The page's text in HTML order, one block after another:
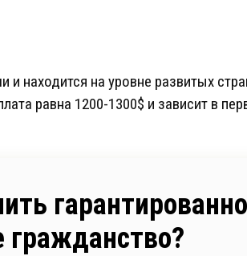
находится на уровне развитых
равна 1200-1300$ и зависит в
гражданство?